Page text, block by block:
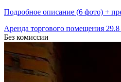
Подробное описание (6 фото) +
Аренда торгового помещения
Без комиссии